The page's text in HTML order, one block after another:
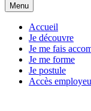
Menu
Accueil
Je découvre
Je me fais
Je me forme
Je postule
Accès